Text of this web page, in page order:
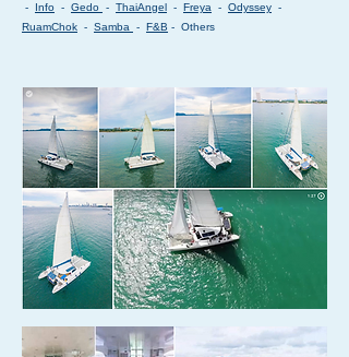
- Info - Gedo - ThaiAngel - Freya - Odyssey -
RuamChok - Samba - F&B - Others